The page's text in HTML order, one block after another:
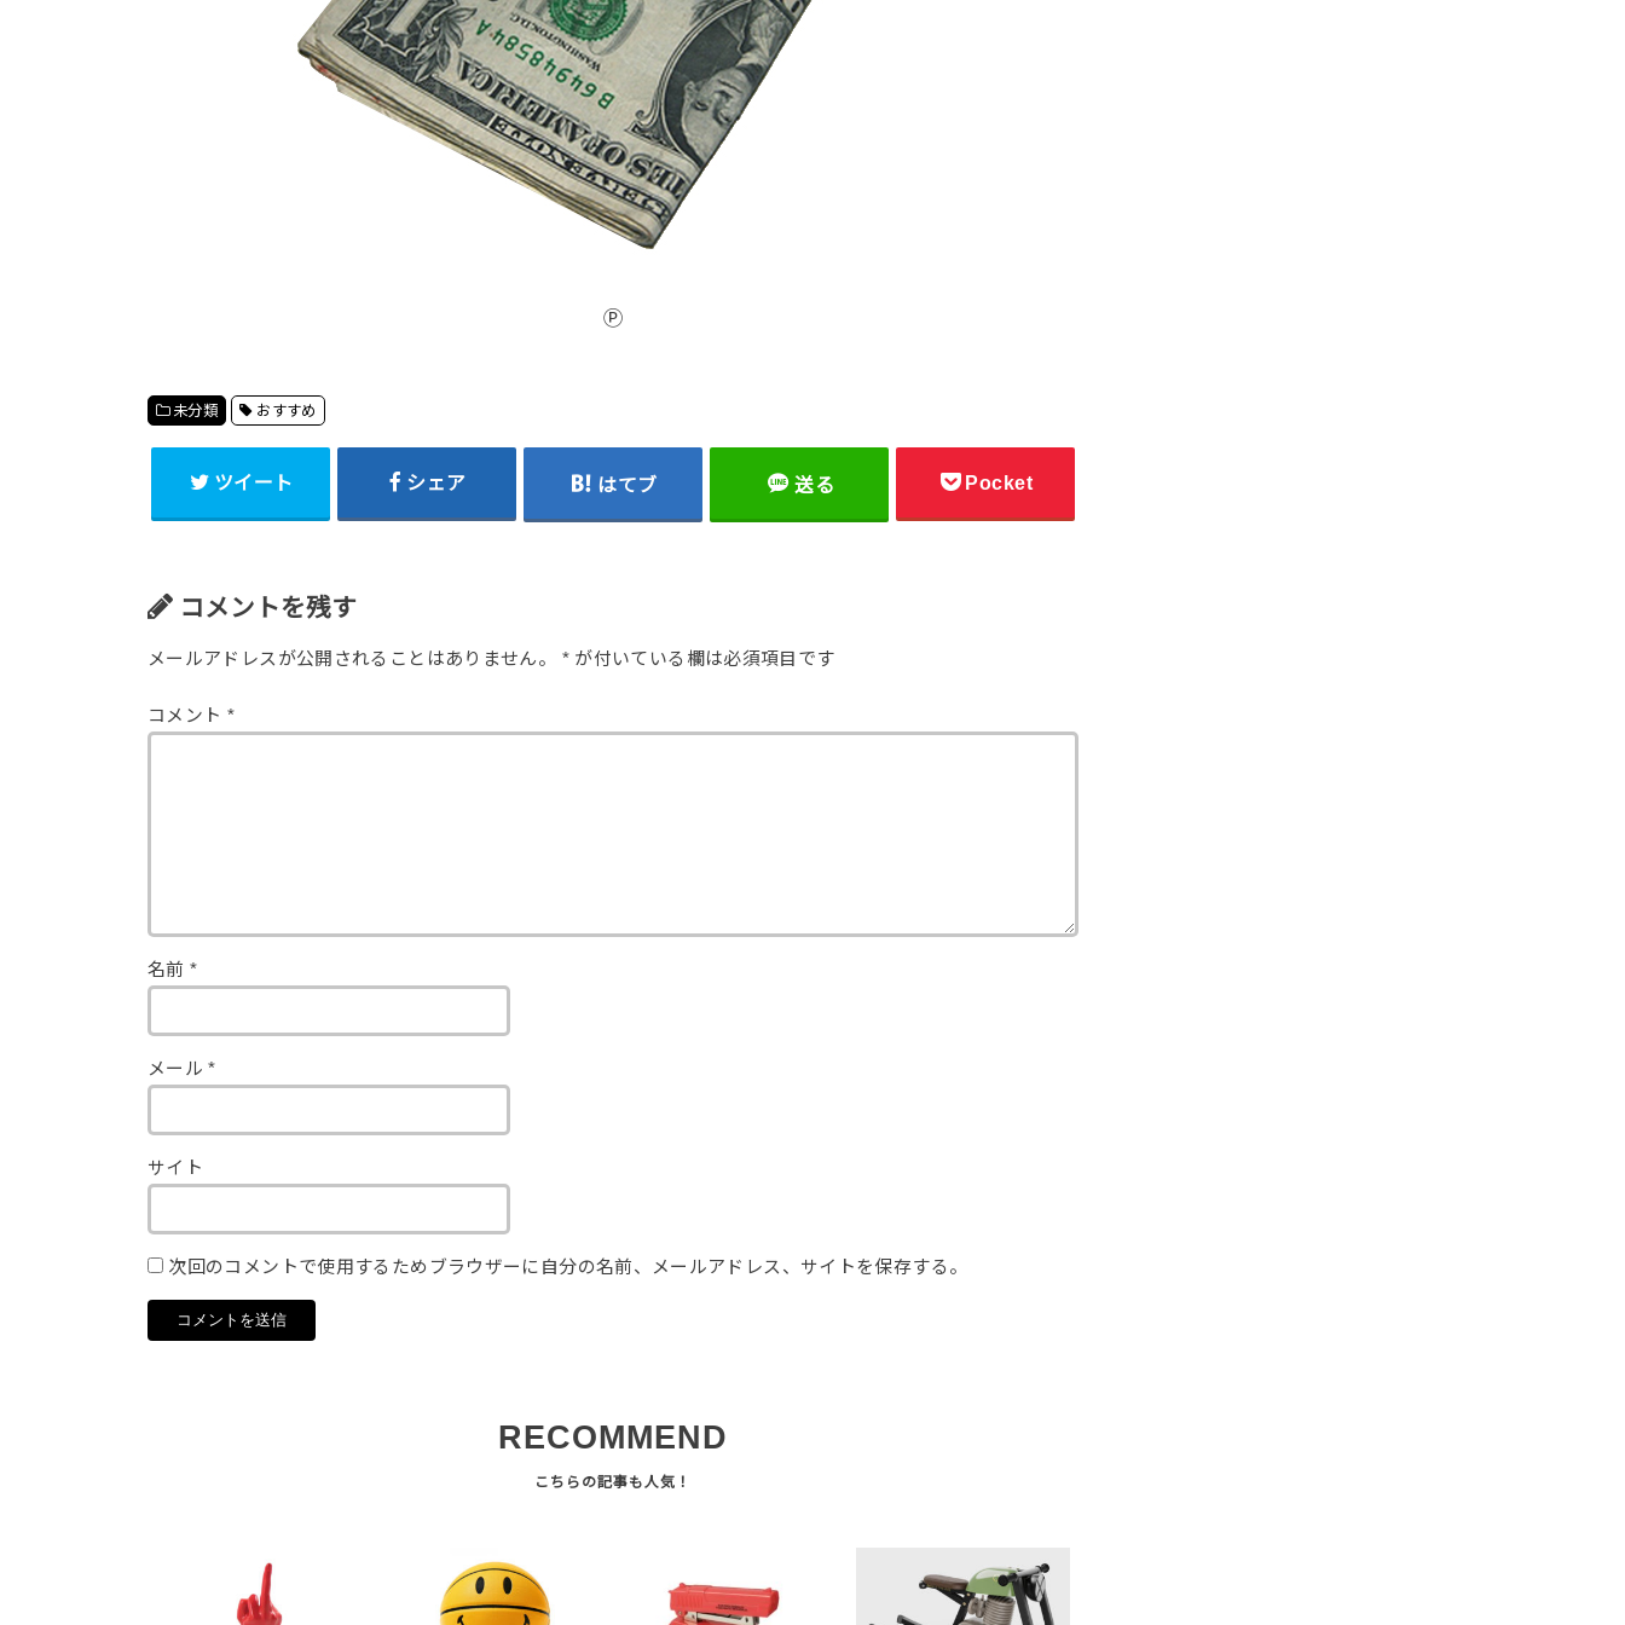
Ⓟ
未分類 おすすめ
ツイート シェア はてブ 送る Pocket
コメントを残す
メールアドレスが公開されることはありません。 *が付いている欄は必須項目です
コメント *
名前*
メール*
サイト
次回のコメントで使用するためブラウザーに自分の名前、メールアドレス、サイトを保存する。
RECOMMEND